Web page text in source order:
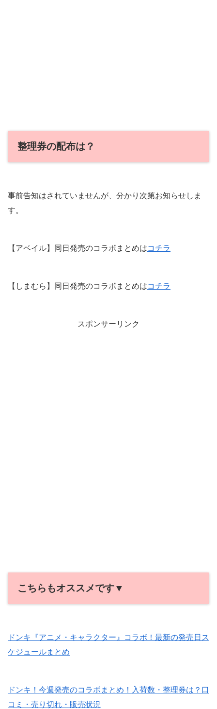
整理券の配布は？
事前告知はされていませんが、分かり次第お知らせしま
す。
【アベイル】同日発売のコラボまとめはコチラ
【しまむら】同日発売のコラボまとめはコチラ
スポンサーリンク
こちらもオススメです▼
ドンキ『アニメ・キャラクター』コラボ！最新の発売日ス
ケジュールまとめ
ドンキ！今週発売のコラボまとめ！入荷数・整理券は？口
コミ・売り切れ・販売状況